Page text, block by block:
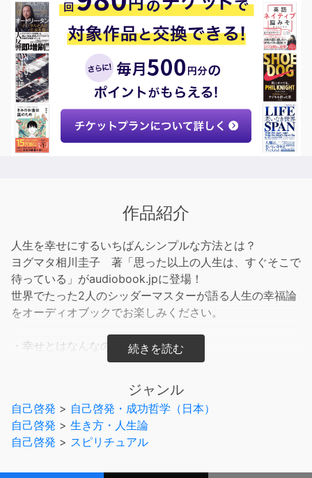
作品紹介
人生を幸せにするいちばんシンプルな方法とは？
ヨグマタ相川圭子 著「思った以上の人生は、すぐそこで
待っている」がaudiobook.jpに登場！
世界でたった2人のシッダーマスターが語る人生の幸福論
をオーディオブックでお楽しみください。
・幸せとはなんなのか
・何のために生まれてきたのか
あなたは普段から、このようなことに思いをはせ、自分を
見つめられていますか？
多くの人が、多忙な毎日の中で、自分のことはよくわから
ジャンル
自己啓発 > 自己啓発・成功哲学（日本）
自己啓発 > 生き方・人生論
自己啓発 > スピリチュアル